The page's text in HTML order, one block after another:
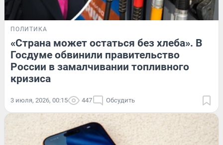
ПОЛИТИКА
«Страна может остаться без хлеба». В
Госдуме обвинили правительство
России в замалчивании топливного
кризиса
3 июля, 2026, 00:15 447 Обсудить